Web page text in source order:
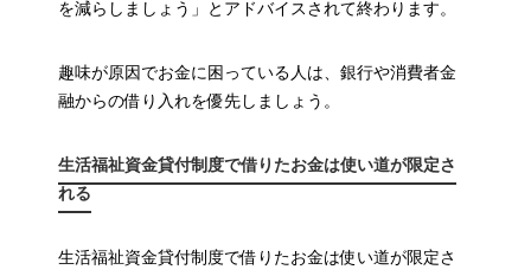
を減らしましょう」とアドバイスされて終わります。
趣味が原因でお金に困っている人は、銀行や消費者金
融からの借り入れを優先しましょう。
生活福祉資金貸付制度で借りたお金は使い道が限定さ
れる
生活福祉資金貸付制度で借りたお金は使い道が限定さ